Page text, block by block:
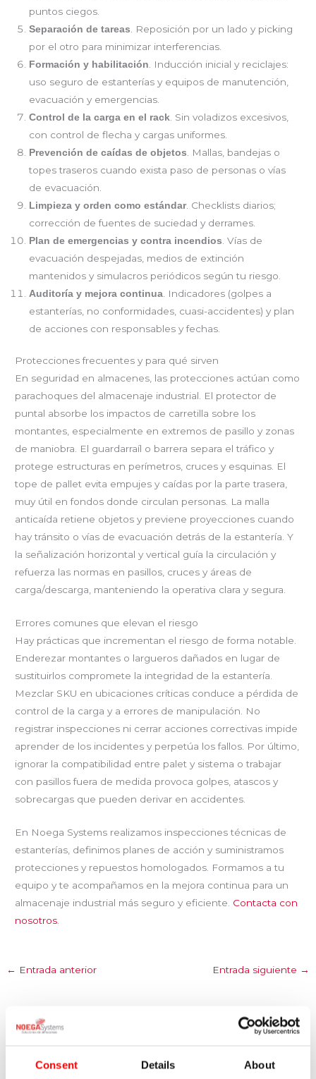
Consent Details About
puntos ciegos.
Separación de tareas
. Reposición por un lado y picking
por el otro para minimizar interferencias.
Formación y habilitación
. Inducción inicial y reciclajes:
uso seguro de estanterías y equipos de manutención,
evacuación y emergencias.
Control de la carga en el rack . Sin voladizos excesivos,
con control de flecha y cargas uniformes.
Prevención de caídas de objetos
. Mallas, bandejas o
topes traseros cuando exista paso de personas o vías
de evacuación.
Limpieza y orden como estándar. Checklists diarios;
corrección de fuentes de suciedad y derrames.
Plan de emergencias y contra incendios . Vías de
evacuación despejadas, medios de extinción
mantenidos y simulacros periódicos según tu riesgo.
Auditoría y mejora continua . Indicadores (golpes a
estanterías, no conformidades, cuasi-accidentes) y plan
de acciones con responsables y fechas.
Protecciones frecuentes y para qué sirven
En seguridad en almacenes, las protecciones actúan como
parachoques del almacenaje industrial. El protector de
puntal absorbe los impactos de carretilla sobre los
montantes, especialmente en extremos de pasillo y zonas
de maniobra. El guardarraíl o barrera separa el tráfico y
protege estructuras en perímetros, cruces y esquinas. El
tope de pallet evita empujes y caídas por la parte trasera,
muy útil en fondos donde circulan personas. La malla
anticaída retiene objetos y previene proyecciones cuando
hay tránsito o vías de evacuación detrás de la estantería. Y
la señalización horizontal y vertical guía la circulación y
refuerza las normas en pasillos, cruces y áreas de
carga/descarga, manteniendo la operativa clara y segura.
Errores comunes que elevan el riesgo
Hay prácticas que incrementan el riesgo de forma notable.
Enderezar montantes o largueros dañados en lugar de
sustituirlos compromete la integridad de la estantería.
Mezclar SKU en ubicaciones críticas conduce a pérdida de
control de la carga y a errores de manipulación. No
registrar inspecciones ni cerrar acciones correctivas impide
aprender de los incidentes y perpetúa los fallos. Por último,
ignorar la compatibilidad entre palet y sistema o trabajar
con pasillos fuera de medida provoca golpes, atascos y
sobrecargas que pueden derivar en accidentes.
En Noega Systems realizamos inspecciones técnicas de
estanterías, definimos planes de acción y suministramos
protecciones y repuestos homologados. Formamos a tu
equipo y te acompañamos en la mejora continua para un
almacenaje industrial más seguro y eficiente. Contacta con
nosotros
← Entrada anterior Entrada siguiente →